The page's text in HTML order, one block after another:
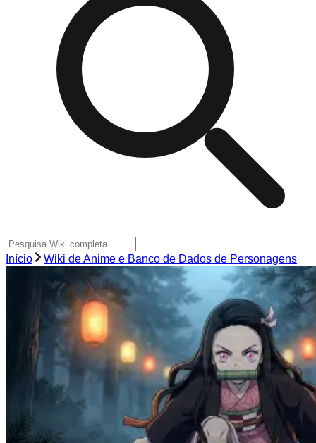
Início Wiki de Anime e Banco de Dados de Personagens